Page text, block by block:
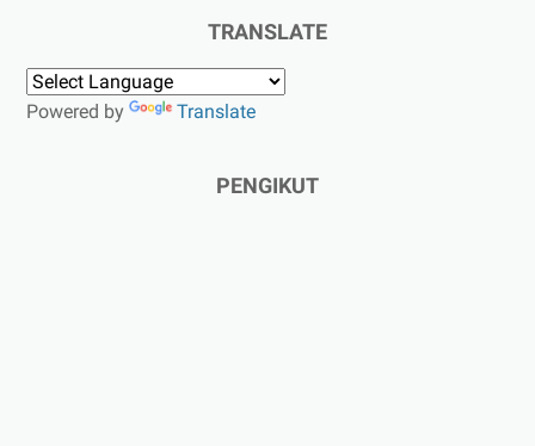
TRANSLATE
Powered by Translate
PENGIKUT